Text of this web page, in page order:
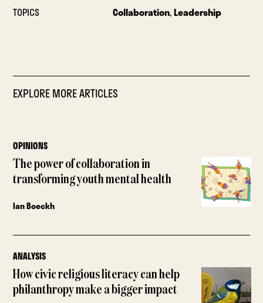
TOPICS Collaboration,Leadership
EXPLORE MORE ARTICLES
OPINIONS
The power of collaboration in
transforming youth mental health
Ian Boeckh
ANALYSIS
How civic religious literacy can help
philanthropy make a bigger impact